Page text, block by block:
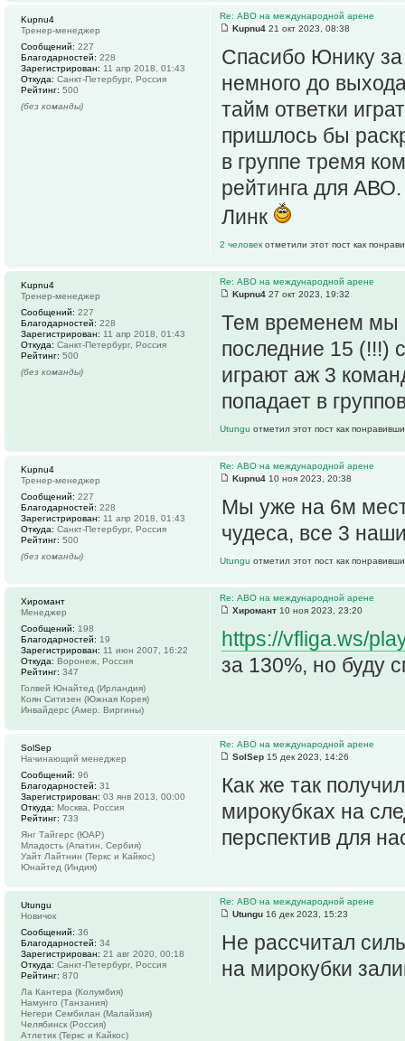
Re: АВО на международной арене
Kupnu4 21 окт 2023, 08:38
Спасибо Юнику за
немного до
тайм ответки
пришлось бы
в группе тремя
рейтинга для
Линк
2 человек отметили этот пост как
Kupnu4
Тренер-менеджер
Сообщений: 227
Благодарностей: 228
Зарегистрирован: 11 апр 2018, 01:43
Откуда: Санкт-Петербург, Россия
Рейтинг: 500
(без команды)
Re: АВО на международной арене
Kupnu4 27 окт 2023, 19:32
Тем временем мы
последние 15 (!!!)
играют аж 3
попадает в
Utungu отметил этот пост как
Kupnu4
Тренер-менеджер
Сообщений: 227
Благодарностей: 228
Зарегистрирован: 11 апр 2018, 01:43
Откуда: Санкт-Петербург, Россия
Рейтинг: 500
(без команды)
Re: АВО на международной арене
Kupnu4 10 ноя 2023, 20:38
Мы уже на 6м
чудеса, все 3
Utungu отметил этот пост как
Kupnu4
Тренер-менеджер
Сообщений: 227
Благодарностей: 228
Зарегистрирован: 11 апр 2018, 01:43
Откуда: Санкт-Петербург, Россия
Рейтинг: 500
(без команды)
Re: АВО на международной арене
Хиромант 10 ноя 2023, 23:20
https://vfliga.ws/
за 130%, но буду
Хиромант
Менеджер
Сообщений: 198
Благодарностей: 19
Зарегистрирован: 11 июн 2007, 16:22
Откуда: Воронеж, Россия
Рейтинг: 347
Голвей Юнайтед (Ирландия)
Коян Ситизен (Южная Корея)
Инвайдерс (Амер. Виргины)
Re: АВО на международной арене
SolSep 15 дек 2023, 14:26
Как же так
мирокубках на
перспектив для
SolSep
Начинающий менеджер
Сообщений: 96
Благодарностей: 31
Зарегистрирован: 03 янв 2013, 00:00
Откуда: Москва, Россия
Рейтинг: 733
Янг Тайгерс (ЮАР)
Младость (Апатин, Сербия)
Уайт Лайтнин (Теркс и Кайкос)
Юнайтед (Индия)
Re: АВО на международной арене
Utungu 16 дек 2023, 15:23
Не рассчитал
на мирокубки
Utungu
Новичок
Сообщений: 36
Благодарностей: 34
Зарегистрирован: 21 авг 2020, 00:18
Откуда: Санкт-Петербург, Россия
Рейтинг: 870
Ла Кантера (Колумбия)
Намунго (Танзания)
Негери Сембилан (Малайзия)
Челябинск (Россия)
Атлетик (Теркс и Кайкос)